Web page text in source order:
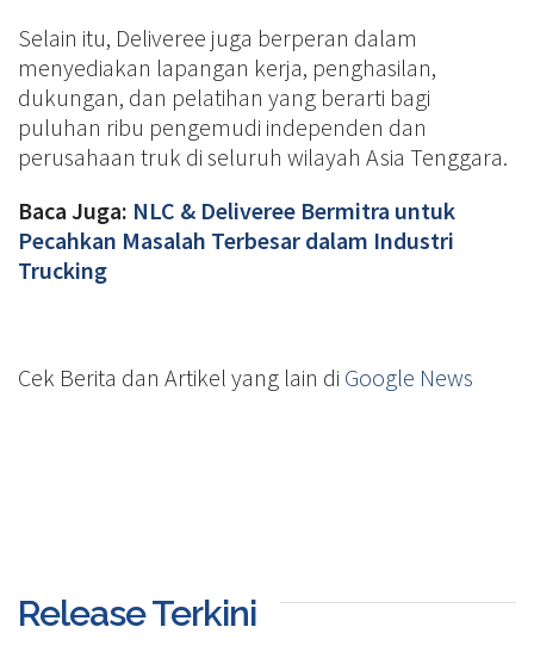
Selain itu, Deliveree juga berperan dalam
menyediakan lapangan kerja, penghasilan,
dukungan, dan pelatihan yang berarti bagi
puluhan ribu pengemudi independen dan
perusahaan truk di seluruh wilayah Asia Tenggara.
Baca Juga: NLC & Deliveree Bermitra untuk
Pecahkan Masalah Terbesar dalam Industri
Trucking
Cek Berita dan Artikel yang lain di Google News
Release Terkini